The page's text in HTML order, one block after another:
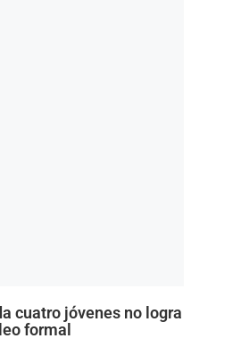
cuatro jóvenes no logra
formal